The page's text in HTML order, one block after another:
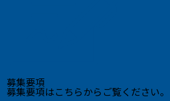
募集要項
募集要項はこちらからご覧ください。